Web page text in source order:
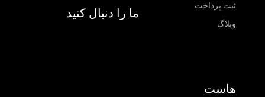
ثبت پرداخت
وبلاگ
ما را دنبال کنید
هاست